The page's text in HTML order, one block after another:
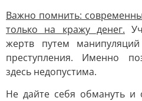
Важно помнить:
только на кражу денег.
жертв путем
преступления. Именно
здесь недопустима.
Не дайте себя обмануть и